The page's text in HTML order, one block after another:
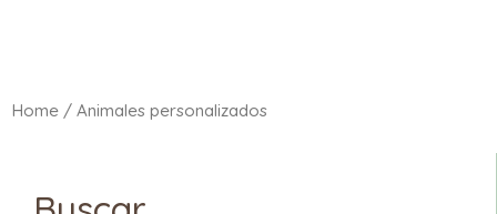
Home / Animales personalizados